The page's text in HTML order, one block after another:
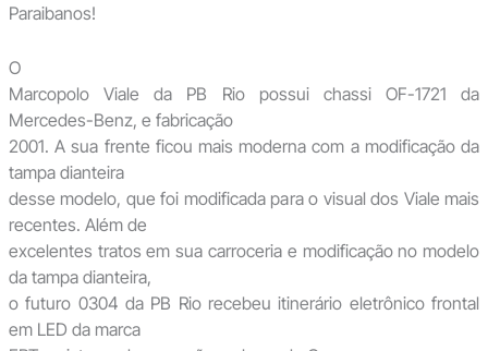
Paraibanos!
O
Marcopolo Viale da PB Rio possui chassi OF-1721 da
Mercedes-Benz, e fabricação
2001. A sua frente ficou mais moderna com a modificação da
tampa dianteira
desse modelo, que foi modificada para o visual dos Viale mais
recentes. Além de
excelentes tratos em sua carroceria e modificação no modelo
da tampa dianteira,
o futuro 0304 da PB Rio recebeu itinerário eletrônico frontal
em LED da marca